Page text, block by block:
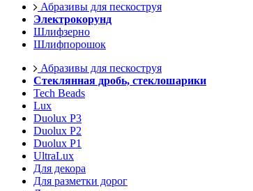
Абразивы для пескоструя
Электрокорунд
Шлифзерно
Шлифпорошок
Абразивы для пескоструя
Стеклянная дробь, стеклошарики
Tech Beads
Lux
Duolux P3
Duolux P2
Duolux P1
UltraLux
Для декора
Для разметки дорог